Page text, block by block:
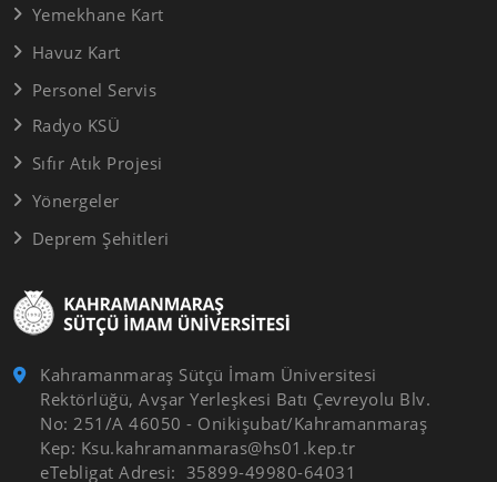
Kahramanmaraş Sütçü İmam Üniversitesi
Rektörlüğü, Avşar Yerleşkesi Batı Çevreyolu Blv.
No: 251/A 46050 - Onikişubat/Kahramanmaraş
Kep: Ksu.kahramanmaras@hs01.kep.tr
eTebligat Adresi: 35899-49980-64031
Yemekhane Kart
Havuz Kart
Personel Servis
Radyo KSÜ
Sıfır Atık Projesi
Yönergeler
Deprem Şehitleri